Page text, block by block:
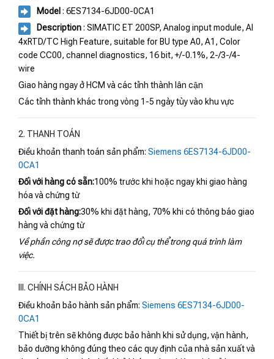
Model : 6ES7134-6JD00-0CA1
Description: SIMATIC ET 200SP, Analog input module, AI
4xRTD/TC High Feature, suitable for BU type A0, A1, Color
code CC00, channel diagnostics, 16 bit, +/-0.1%, 2-/3-/4-
wire
Giao hàng ngay ở HCM và các tỉnh thành lân cận
Các tỉnh thành khác trong vòng 1-5 ngày tùy vào khu vực
2. THANH TOÁN
Điều khoản thanh toán sản phẩm: Siemens 6ES7134-6JD00-
0CA1
Đối với hàng có sẵn:100% trước khi hoặc ngay khi giao hàng
hóa và chứng từ
Đối với đặt hàng:30% khi đặt hàng, 70% khi có thông báo giao
hàng và chứng từ
Về phần công nợ sẽ được trao đổi cụ thể trong quá trình làm
việc.
III. CHÍNH SÁCH BẢO HÀNH
Điều khoản bảo hành sản phẩm: Siemens 6ES7134-6JD00-
0CA1
Thiết bị trên sẽ không được bảo hành khi sử dụng, vận hành,
bảo dưỡng không đúng theo các quy định của nhà sản xuất và